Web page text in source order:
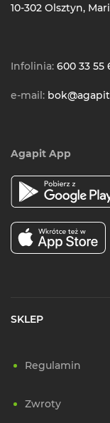
10-302 Olsztyn,
Infolinia: 600 33 55
e-mail:
Agapit App
SKLEP
Regulamin
Zwroty